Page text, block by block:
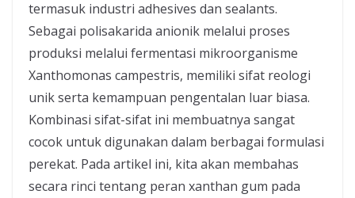
termasuk industri adhesives dan sealants.
Sebagai polisakarida anionik melalui proses
produksi melalui fermentasi mikroorganisme
Xanthomonas campestris, memiliki sifat reologi
unik serta kemampuan pengentalan luar biasa.
Kombinasi sifat-sifat ini membuatnya sangat
cocok untuk digunakan dalam berbagai formulasi
perekat. Pada artikel ini, kita akan membahas
secara rinci tentang peran xanthan gum pada